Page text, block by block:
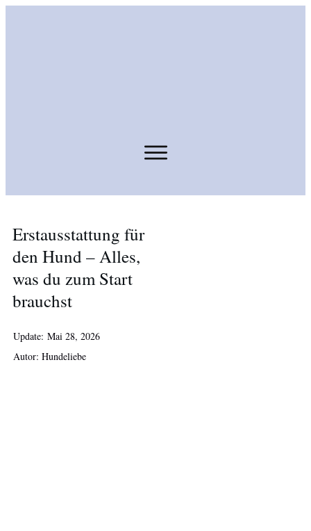
Erstausstattung für
den Hund – Alles,
was du zum Start
brauchst
Update: Mai 28, 2026
Autor: Hundeliebe